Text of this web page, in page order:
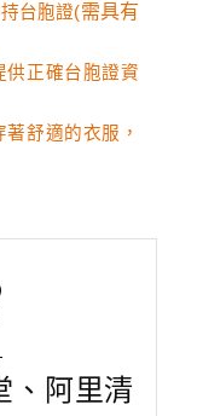
台胞證(需具有
供正確台胞證資
舒適的衣服，
、阿里清